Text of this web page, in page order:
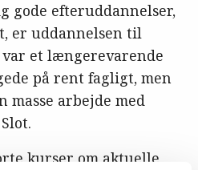
gode efteruddannelser,
er uddannelsen til
et længerevarende
på rent fagligt, men
masse arbejde med
kurser om aktuelle